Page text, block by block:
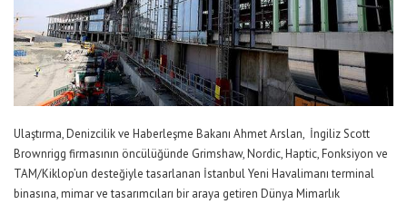
Ulaştırma, Denizcilik ve Haberleşme Bakanı Ahmet Arslan, İngiliz Scott
Brownrigg firmasının öncülüğünde Grimshaw, Nordic, Haptic, Fonksiyon ve
TAM/Kiklop’un desteğiyle tasarlanan İstanbul Yeni Havalimanı terminal
binasına, mimar ve tasarımcıları bir araya getiren Dünya Mimarlık